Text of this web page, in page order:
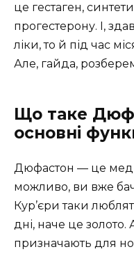
це гестаген,
прогестерону. І,
ліки, то й під час
Але, гайда,
Що таке
основні
Дюфастон — це
можливо, ви вже
Кур’єри таки
дні, наче це
призначають для